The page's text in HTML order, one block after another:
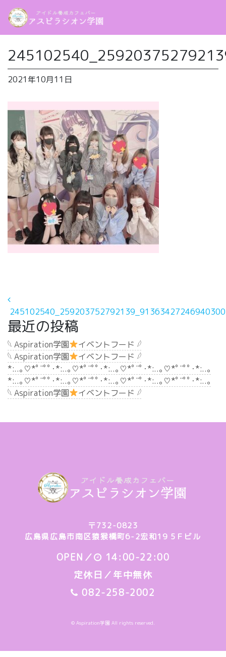
2021年10月11日
投稿ナビゲーション
最近の投稿
𓆩 Aspiration学園
イベントフード 𓆪
𓆩 Aspiration学園
イベントフード 𓆪
*:..｡♡*ﾟ¨ﾟﾟ･*:..｡♡*ﾟ¨ﾟﾟ･*:..｡♡*ﾟ¨ﾟ･*:..｡♡*ﾟ¨ﾟﾟ･*:..｡
*:..｡♡*ﾟ¨ﾟﾟ･*:..｡♡*ﾟ¨ﾟﾟ･*:..｡♡*ﾟ¨ﾟ･*:..｡♡*ﾟ¨ﾟﾟ･*:..｡
𓆩 Aspiration学園
イベントフード 𓆪
〒732-0823
広島県広島市南区猿猴橋町6-2宏和19 5Ｆビル
OPEN／
14:00-22:00
定休日／年中無休
082-258-2002
© Aspiration学園 All rights reserved.